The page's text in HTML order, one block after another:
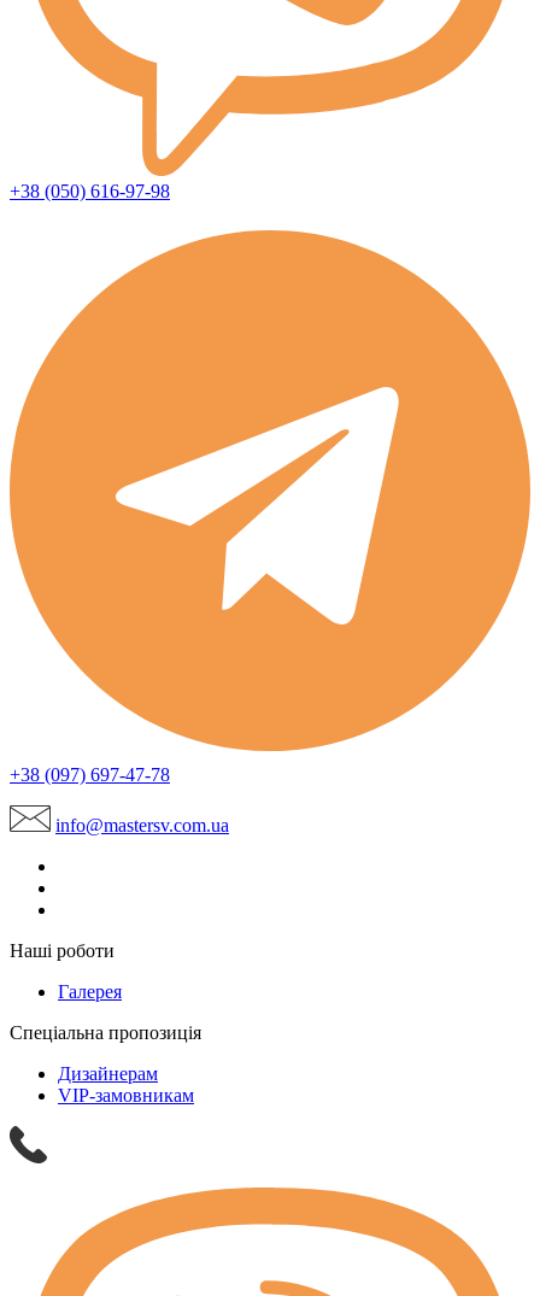
+38 (050) 616-97-98
+38 (097) 697-47-78
info@mastersv.com.ua
Наші роботи
Галерея
Спеціальна пропозиція
Дизайнерам
VIP-замовникам